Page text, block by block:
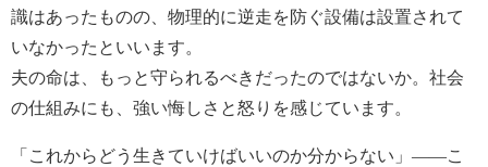
識はあったものの、物理的に逆走を防ぐ設備は設置されて
いなかったといいます。
夫の命は、もっと守られるべきだったのではないか。社会
の仕組みにも、強い悔しさと怒りを感じています。
「これからどう生きていけばいいのか分からない」――こ